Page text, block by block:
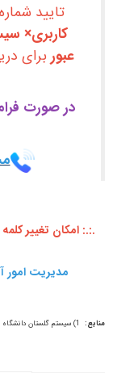
تایید
کاربری×
عبوربرای
در صورت
.:.: امکان تغییر
مدیریت امور
منابع: 1) سیستم گلستان دانشگاه یزد،